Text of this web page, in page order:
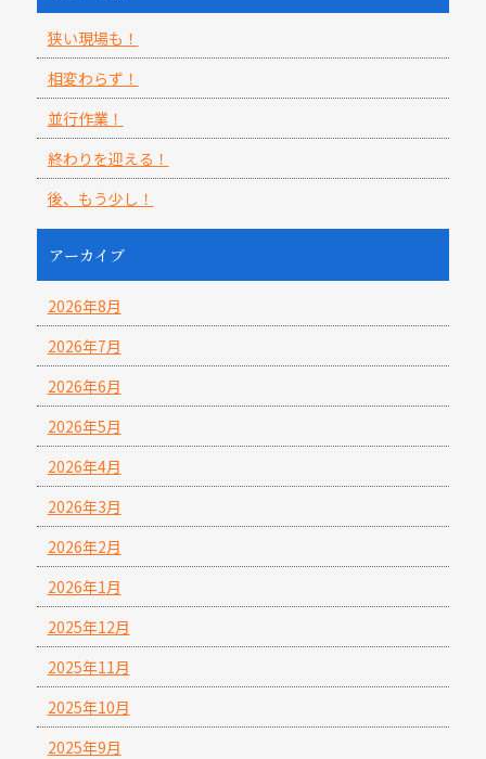
狭い現場も！
相変わらず！
並行作業！
終わりを迎える！
後、もう少し！
アーカイブ
2026年8月
2026年7月
2026年6月
2026年5月
2026年4月
2026年3月
2026年2月
2026年1月
2025年12月
2025年11月
2025年10月
2025年9月